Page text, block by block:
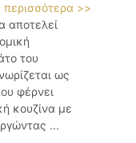
περισσότερα >>
αποτελεί
του
ως
φέρνει
κουζίνα με
...